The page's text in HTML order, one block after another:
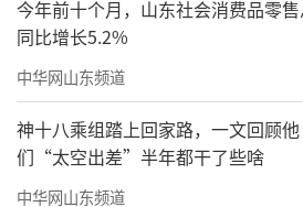
Pad“滴”
就完成了开药报销一
今年前十个月，山东社会消费品零
同比增长5.2%
中华网山东频道
神十八乘组踏上回家路，一文回顾他
们“太空出差”半年都干了些啥
中华网山东频道